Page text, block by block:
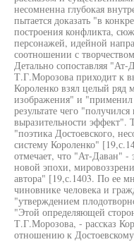
несомненна глубокая
пытается доказать "в
построения конфликта,
персонажей, идейной
соотношении с
Детально сопоставляя
Т.Г.Морозова приходит к
Короленко взял целый ряд
изображения" и
результате чего
выразительности эффект".
"поэтика Достоевского,
систему Короленко"
отмечает, что "Ат-Даван" -
новой эпохи,
автора" [19,с.1403. По ее
чиновнике человека и
"утверждением
"Этой определяющей
Т.Г.Морозова, - рассказ
отношению к